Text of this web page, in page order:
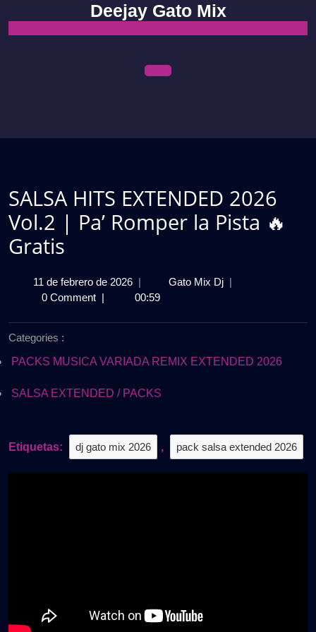
content
Deejay Gato Mix
SALSA HITS EXTENDED 2026
Vol.2 | Pa’ Romper la Pista 🔥
Gratis
11 de febrero de 202611
de
| Gato Mix DjSALSA
|
🔥
Gratis
|
0 Comment | 00:59
Categories :
PACKS MUSICA VARIADA REMIX EXTENDED 2026
SALSA EXTENDED / PACKS
Etiquetas: dj gato mix 2026 , pack salsa extended 2026